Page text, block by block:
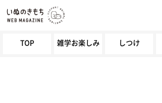
TOP 雑学お楽しみ しつけ